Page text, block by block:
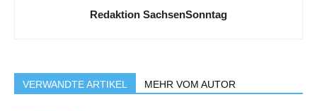
Redaktion SachsenSonntag
VERWANDTE ARTIKEL MEHR VOM AUTOR